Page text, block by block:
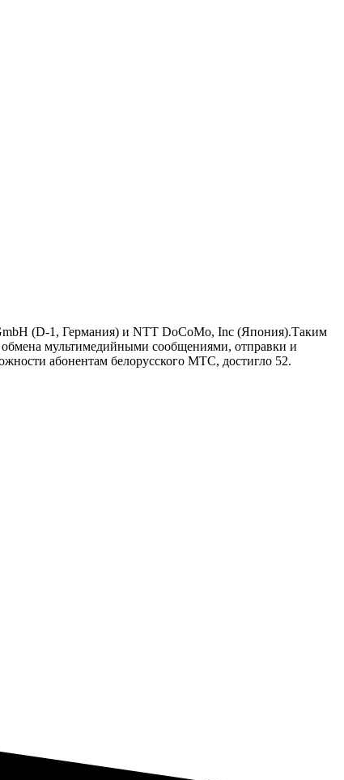
(D-1, Германия) и NTT DoCoMo, Inc (Япония).Таким
мультимедийными сообщениями, отправки и
абонентам белорусского МТС, достигло 52.